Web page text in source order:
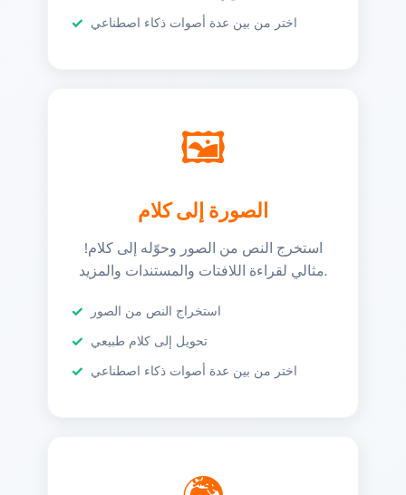
اختر من بين عدة أصوات ذكاء اصطناعي
🖼️
الصورة إلى كلام
استخرج النص من الصور وحوّله إلى كلام!
مثالي لقراءة اللافتات والمستندات والمزيد.
استخراج النص من الصور
تحويل إلى كلام طبيعي
اختر من بين عدة أصوات ذكاء اصطناعي